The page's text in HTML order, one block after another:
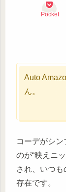
Pocket
Auto
ん。
コーデがシ
のが“映えニ
され、いつ
存在です。